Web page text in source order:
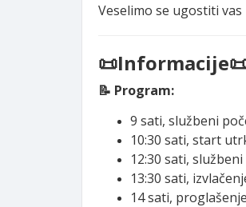
Veselimo se ugostiti
📝 Program:
9 sati, službeni
10:30 sati, start
12:30 sati,
13:30 sati,
14 sati,